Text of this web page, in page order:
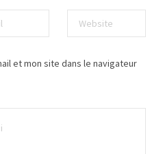
et mon site dans le navigateur